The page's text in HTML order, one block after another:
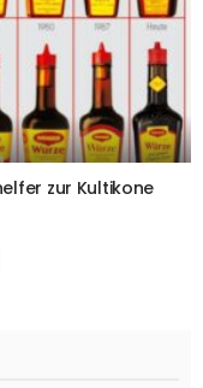
zur Kultikone